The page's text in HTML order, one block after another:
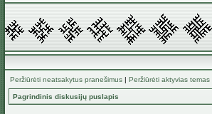
Peržiūrėti neatsakytus pranešimus | Peržiūrėti aktyvias temas
Pagrindinis diskusijų puslapis